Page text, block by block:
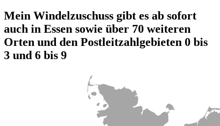
Mein Windelzuschuss gibt es ab sofort
auch in Essen sowie über 70 weiteren
Orten und den Postleitzahlgebieten 0 bis
3 und 6 bis 9